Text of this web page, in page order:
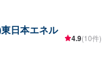
お任せください！
日本エネル
4.9(10件)